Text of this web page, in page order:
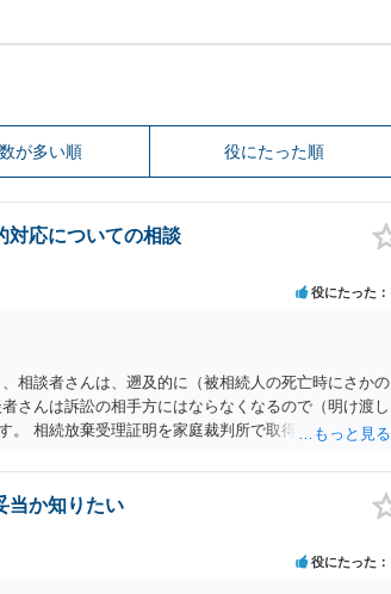
が多い順 役にたった順
対応についての相談
役にたった
相談者さんは、遡及的に（被相続人の死亡時にさかの
さんは訴訟の相手方にはならなくなるので（明け渡し
。 相続放棄受理証明を家庭裁判所で取得し、コピーを
支え（用事があり出席できない）との記載で十分で
ｓでの提出の必要は無いと思います。郵送（期限ま
当か知りたい
役にたった